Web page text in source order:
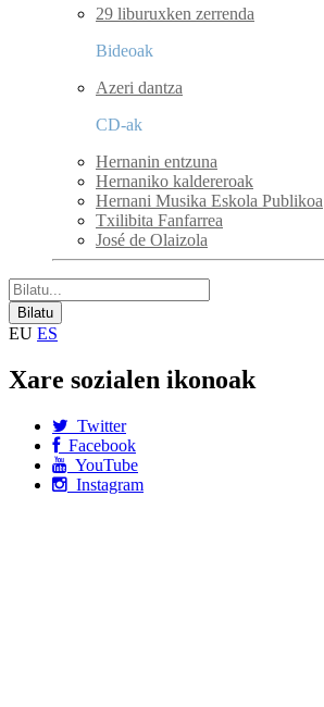
29 liburuxken zerrenda
Bideoak
Azeri dantza
CD-ak
Hernanin entzuna
Hernaniko kaldereroak
Hernani Musika Eskola Publikoa
Txilibita Fanfarrea
José de Olaizola
EU ES
Xare sozialen ikonoak
Twitter
Facebook
YouTube
Instagram